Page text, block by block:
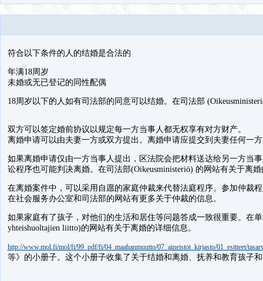
符合以下条件的人的结婚是合法的
年满18周岁
未婚或无已登记的同性配偶
18周岁以下的人如有司法部的同意可以结婚。在司法部
双方可以签定婚前协议以规定每一方当事人都无权享有对方财产。
离婚申请可以由夫妻一方或双方提出。离婚申请应提交到夫妻任何一
如果离婚申请仅由一方当事人提出，区法院会把材料送达给另一方当
讼程序也可能判决离婚。在司法部(Oikeusministeriö) 的网站有关于离
在离婚案件中，可以采用自愿的家庭仲裁来代替法庭程序。参加仲裁
在社会服务办公室和司法部的网站有更多关于仲裁的信息。
如果家庭有了孩子，对他们的生活和居住等问题答成一致很重要。在
yhteishuoltajien liitto)的网站有关于离婚的详细信息。
http://www.mol.fi/mol/fi/99_pdf/fi/04_maahanmuutto/07_aineistot_kirjasto/01_esitteet/
等》的小册子。这个小册子收集了关于结婚和离婚、抚养和教育孩子